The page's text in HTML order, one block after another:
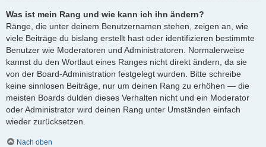
Was ist mein Rang und wie kann ich ihn ändern?
Ränge, die unter deinem Benutzernamen stehen, zeigen an, wie
viele Beiträge du bislang erstellt hast oder identifizieren bestimmte
Benutzer wie Moderatoren und Administratoren. Normalerweise
kannst du den Wortlaut eines Ranges nicht direkt ändern, da sie
von der Board-Administration festgelegt wurden. Bitte schreibe
keine sinnlosen Beiträge, nur um deinen Rang zu erhöhen — die
meisten Boards dulden dieses Verhalten nicht und ein Moderator
oder Administrator wird deinen Rang unter Umständen einfach
wieder zurücksetzen.
Nach oben